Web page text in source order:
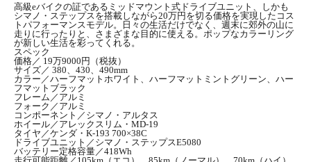
高級eバイクの証であるミッドマウント式ドライブユニット、しかも
シマノ・ステップスを搭載しながら20万円を切る価格を実現したコス
トパフォーマンスモデル。日々の生活だけでなく、週末に郊外の山に
走りに行ったりと、さまざまな目的に使える。ポップなカラーリング
が新しい生活を彩ってくれる。
スペック
価格／ 19万9000円（税抜）
サイズ／ 380、430、490mm
カラー／ハーフマットホワイト、ハーフマットミントグリーン、ハー
フマットブラック
フレーム／アルミ
フォーク／アルミ
コンポーネント／シマノ・アルタス
ホイール／アレックスリム・MD-19
タイヤ／ケンダ・K-193 700×38C
ドライブユニット／シマノ・ステップスE5080
バッテリー定格容量／418Wh